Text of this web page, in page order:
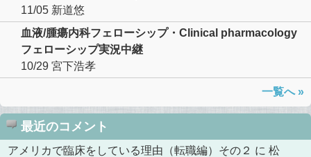
11/05 新道悠
血液/腫瘍内科フェローシップ・Clinical pharmacology
フェローシップ実況中継
10/29 宮下浩孝
一覧へ »
最近のコメント
アメリカで臨床をしている理由（転職編）その２ に 松